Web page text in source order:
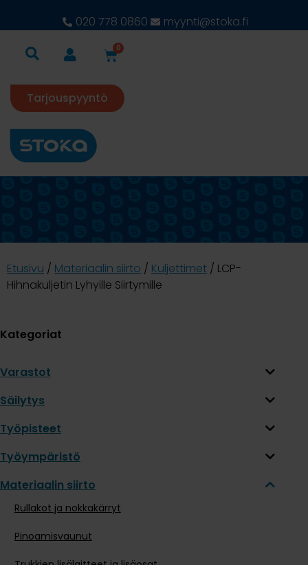
020 778 0860 myynti@stoka.fi
0
Tarjouspyyntö
Etusivu / Materiaalin siirto / Kuljettimet / LCP-
Hihnakuljetin Lyhyille Siirtymille
Kategoriat
Varastot
Säilytys
Työpisteet
Työympäristö
Materiaalin siirto
Rullakot ja nokkakärryt
Pinoamisvaunut